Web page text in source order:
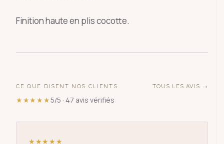
Finition haute en plis cocotte.
CE QUE DISENT NOS CLIENTS
★★★★★5/5 · 47 avis vérifiés
TOUS LES AVIS →
★★★★★